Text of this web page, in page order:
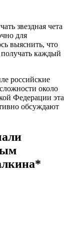
звездная чета
для
выяснить, что
каждый
российские
около
Федерации эта
обсуждают